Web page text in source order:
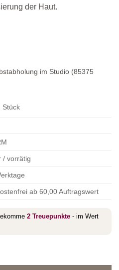
der Haut.
im Studio (85375
Stück
/ vorrätig
ab 60,00 Auftragswert
2 Treuepunkte - im Wert
À 2Ml) Menge